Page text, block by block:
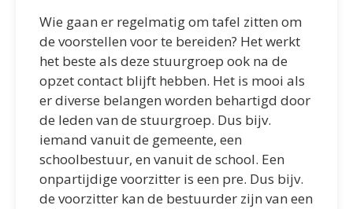
Wie gaan er regelmatig om tafel zitten om
de voorstellen voor te bereiden? Het werkt
het beste als deze stuurgroep ook na de
opzet contact blijft hebben. Het is mooi als
er diverse belangen worden behartigd door
de leden van de stuurgroep. Dus bijv.
iemand vanuit de gemeente, een
schoolbestuur, en vanuit de school. Een
onpartijdige voorzitter is een pre. Dus bijv.
de voorzitter kan de bestuurder zijn van een